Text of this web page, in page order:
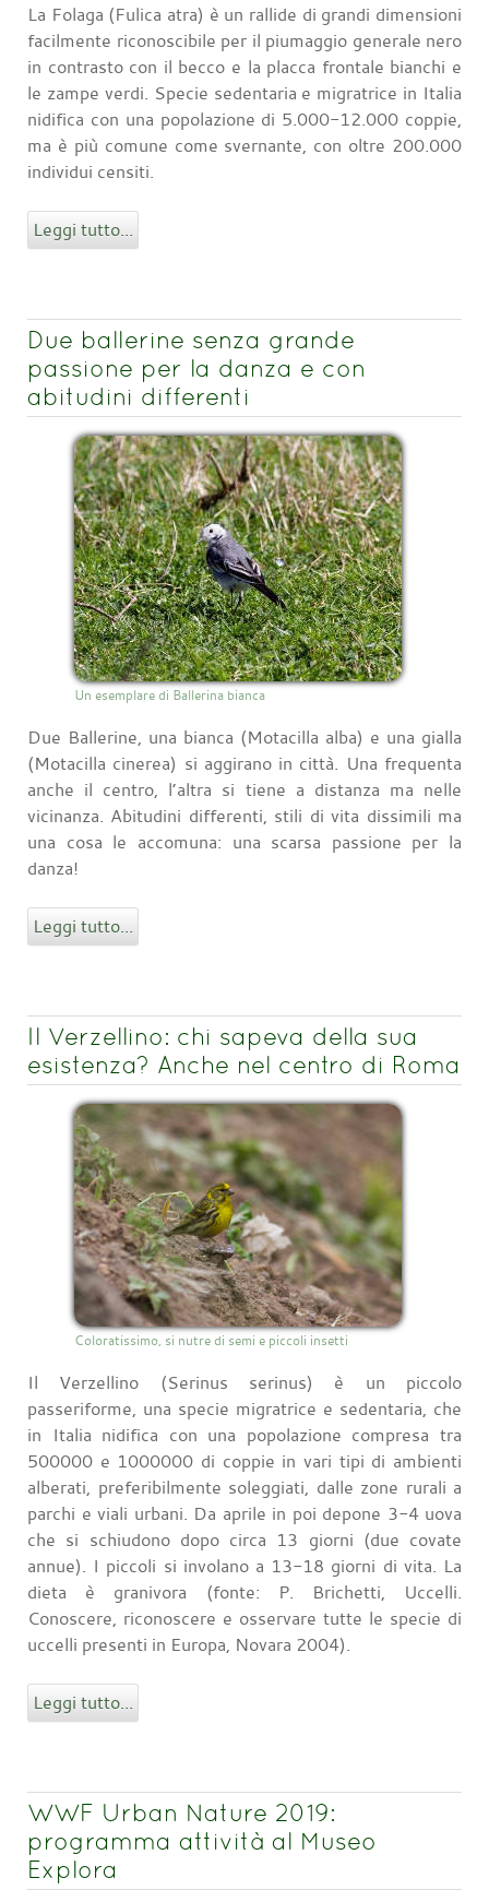
La Folaga (Fulica atra) è un rallide di grandi dimensioni
facilmente riconoscibile per il piumaggio generale nero
in contrasto con il becco e la placca frontale bianchi e
le zampe verdi. Specie sedentaria e migratrice in Italia
nidifica con una popolazione di 5.000-12.000 coppie,
ma è più comune come svernante, con oltre 200.000
individui censiti.
Leggi tutto...
Due ballerine senza grande
passione per la danza e con
abitudini differenti
Un esemplare di Ballerina bianca
Due Ballerine, una bianca (Motacilla alba) e una gialla
(Motacilla cinerea) si aggirano in città. Una frequenta
anche il centro, l’altra si tiene a distanza ma nelle
vicinanza. Abitudini differenti, stili di vita dissimili ma
una cosa le accomuna: una scarsa passione per la
danza!
Leggi tutto...
Il Verzellino: chi sapeva della sua
esistenza? Anche nel centro di Roma
Coloratissimo, si nutre di semi e piccoli insetti
Il Verzellino (Serinus serinus) è un piccolo
passeriforme, una specie migratrice e sedentaria, che
in Italia nidifica con una popolazione compresa tra
500000 e 1000000 di coppie in vari tipi di ambienti
alberati, preferibilmente soleggiati, dalle zone rurali a
parchi e viali urbani. Da aprile in poi depone 3-4 uova
che si schiudono dopo circa 13 giorni (due covate
annue). I piccoli si involano a 13-18 giorni di vita. La
dieta è granivora (fonte: P. Brichetti, Uccelli.
Conoscere, riconoscere e osservare tutte le specie di
uccelli presenti in Europa, Novara 2004).
Leggi tutto...
WWF Urban Nature 2019:
programma attività al Museo
Explora